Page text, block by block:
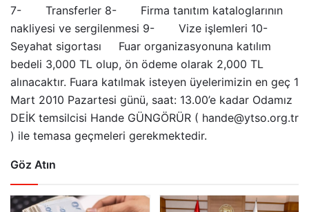
7- Transferler 8- Firma tanıtım kataloglarının
nakliyesi ve sergilenmesi 9- Vize işlemleri 10-
Seyahat sigortası Fuar organizasyonuna katılım
bedeli 3,000 TL olup, ön ödeme olarak 2,000 TL
alınacaktır. Fuara katılmak isteyen üyelerimizin en geç 1
Mart 2010 Pazartesi günü, saat: 13.00’e kadar Odamız
DEİK temsilcisi Hande GÜNGÖRÜR ( hande@ytso.org.tr
) ile temasa geçmeleri gerekmektedir.
Göz Atın